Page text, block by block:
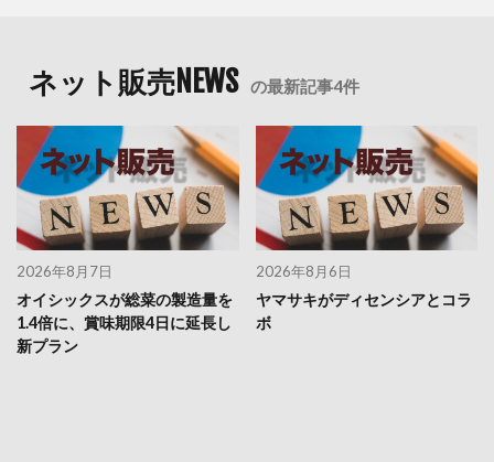
ネット販売NEWS の最新記事4件
2026年8月7日
オイシックスが総菜の製造量を
1.4倍に、賞味期限4日に延長し
新プラン
2026年8月6日
ヤマサキがディセンシアとコラ
ボ